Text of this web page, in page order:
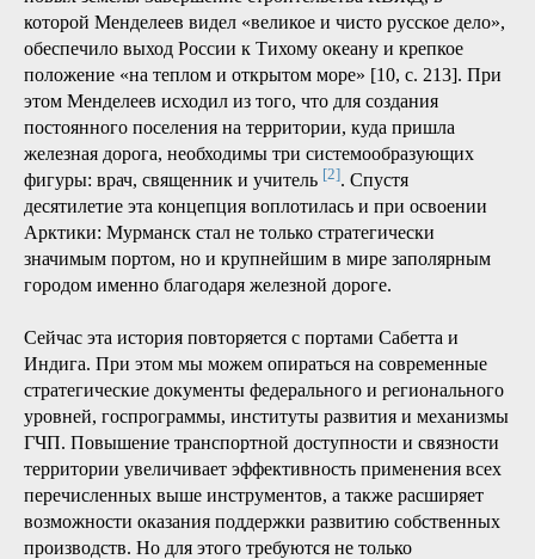
— мегапроекты «Белкомур» и «Баренцкомур» — канули в
Лету [8], проект вступил в инвестиционную стадию, и
глава Республики Коми В. Уйба уверен, что первая ветка
железнодорожной магистрали Сосногорск — Индига
будет сдана уже к 2026 году [9].
Говоря о значении транспортного комплекса и связности
территории для развития Арктики, необходимо отметить
вдохновляющую роль, которую для графа С. Ю. Витте,
сомневавшегося в необходимости строительства Транссиба
только ради военного транзита, сыграла концепция Д. И.
новых земель. Завершение строительства КВЖД, в
которой Менделеев видел «великое и чисто русское дело»,
обеспечило выход России к Тихому океану и крепкое
положение «на теплом и открытом море» [10, с. 213]. При
этом Менделеев исходил из того, что для создания
постоянного поселения на территории, куда пришла
железная дорога, необходимы три системообразующих
фигуры: врач, священник и учитель[2]. Спустя
десятилетие эта концепция воплотилась и при освоении